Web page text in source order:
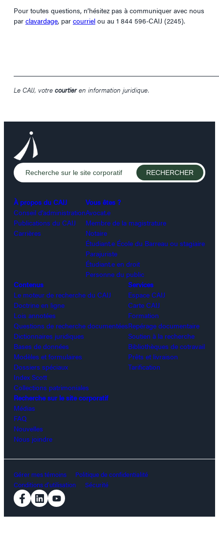
Pour toutes questions, n’hésitez pas à communiquer avec nous
par clavardage, par courriel ou au 1 844 596-CAIJ (2245).
Le CAIJ, votre courtieren information juridique.
À propos du CAIJ
Conseil d’administration
Publications du CAIJ
Carrières
Vous êtes ?
Avocat.e
Membre de la magistrature
Notaire
Étudiant.e École du Barreau ou stagiaire
Parajuriste
Étudiant.e en droit
Personne du public
Contenus
Le moteur de recherche du CAIJ
Doctrine en ligne
Lois annotées
Questions de recherche documentées
Dictionnaires juridiques
Bases de données
Modèles et formulaires
Dossiers spéciaux
Index Scott
Collections patrimoniales
Services
Espace CAIJ
Carte CAIJ
Formation
Repérage documentaire
Soutien à la recherche
Bibliothèques de cotravail
Prêts et livraison
Tarification
Recherche sur le site corporatif
Médias
FAQ
Nouvelles
Nous joindre
Gérer mes témoins
Politique de confidentialité
Conditions d’utilisation
Sécurité